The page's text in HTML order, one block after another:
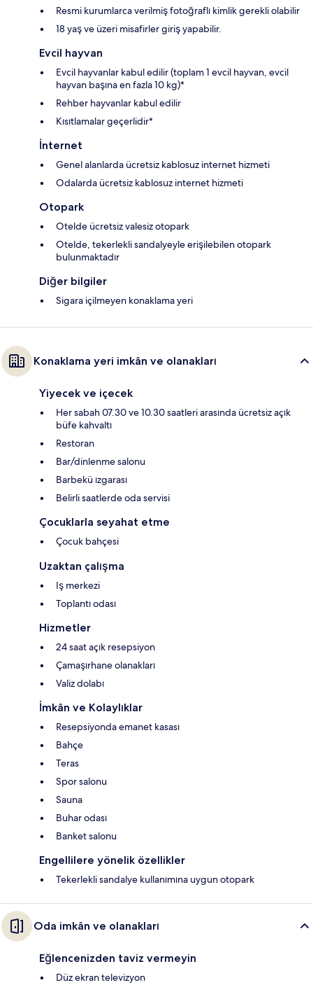
Resmi kurumlarca verilmiş fotoğraflı kimlik gerekli olabilir
18 yaş ve üzeri misafirler giriş yapabilir.
Evcil hayvan
Evcil hayvanlar kabul edilir (toplam 1 evcil hayvan, evcil
hayvan başına en fazla 10 kg)*
Rehber hayvanlar kabul edilir
Kısıtlamalar geçerlidir*
İnternet
Genel alanlarda ücretsiz kablosuz internet hizmeti
Odalarda ücretsiz kablosuz internet hizmeti
Otopark
Otelde ücretsiz valesiz otopark
Otelde, tekerlekli sandalyeyle erişilebilen otopark
bulunmaktadır
Diğer bilgiler
Sigara içilmeyen konaklama yeri
Konaklama yeri imkân ve olanakları
Yiyecek ve içecek
Her sabah 07.30 ve 10.30 saatleri arasında ücretsiz açık
büfe kahvaltı
Restoran
Bar/dinlenme salonu
Barbekü ızgarası
Belirli saatlerde oda servisi
Çocuklarla seyahat etme
Çocuk bahçesi
Uzaktan çalışma
Iş merkezi
Toplantı odası
Hizmetler
24 saat açık resepsiyon
Çamaşırhane olanakları
Valiz dolabı
İmkân ve Kolaylıklar
Resepsiyonda emanet kasası
Bahçe
Teras
Spor salonu
Sauna
Buhar odası
Banket salonu
Engellilere yönelik özellikler
Tekerlekli sandalye kullanımına uygun otopark
Oda imkân ve olanakları
Eğlencenizden taviz vermeyin
Düz ekran televizyon